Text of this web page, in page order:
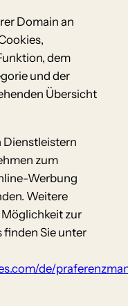
Domain an
dem
und der
Übersicht
Dienstleistern
zum
Werbung
Weitere
zur
finden Sie unter
de/